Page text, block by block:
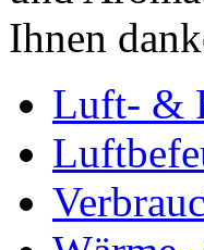
Ihnen
Luft- &